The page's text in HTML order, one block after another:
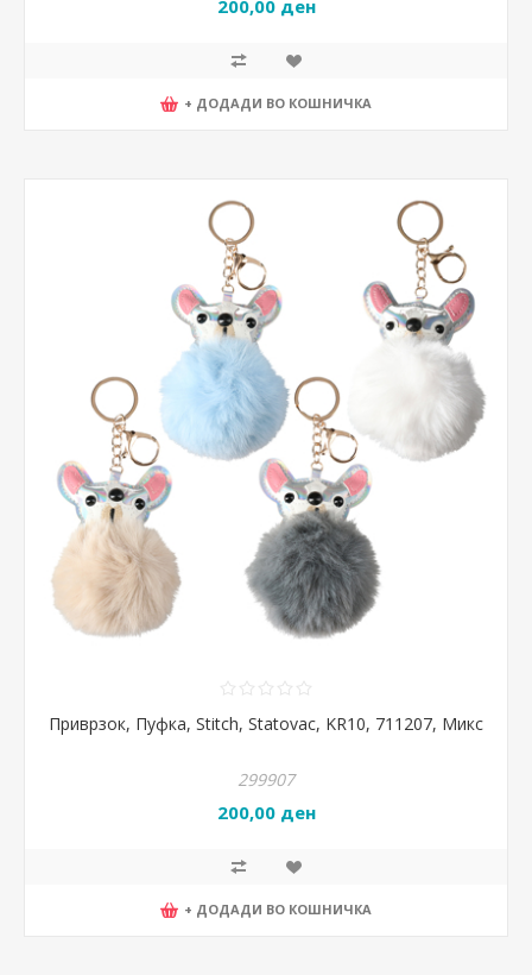
200,00 ден
+ ДОДАДИ ВО КОШНИЧКА
Приврзок, Пуфка, Stitch, Statovac, KR10, 711207, Микс
299907
200,00 ден
+ ДОДАДИ ВО КОШНИЧКА